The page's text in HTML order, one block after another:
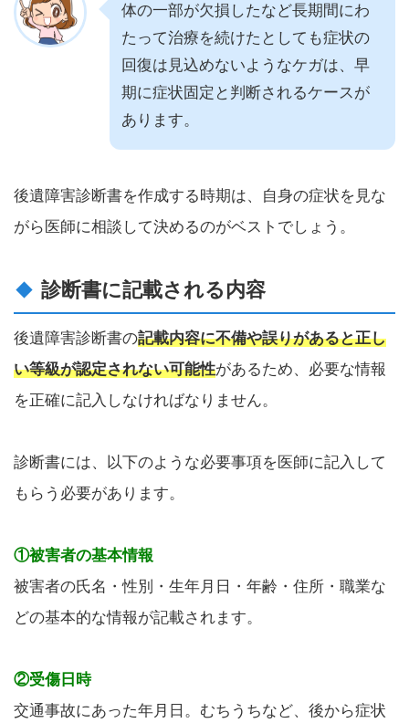
体の一部が欠損したなど長期間にわ
たって治療を続けたとしても症状の
回復は見込めないようなケガは、早
期に症状固定と判断されるケースが
あります。
後遺障害診断書を作成する時期は、自身の症状を見な
がら医師に相談して決めるのがベストでしょう。
診断書に記載される内容
後遺障害診断書の記載内容に不備や誤りがあると正し
い等級が認定されない可能性があるため、必要な情報
を正確に記入しなければなりません。
診断書には、以下のような必要事項を医師に記入して
もらう必要があります。
①被害者の基本情報
被害者の氏名・性別・生年月日・年齢・住所・職業な
どの基本的な情報が記載されます。
②受傷日時
交通事故にあった年月日。むちうちなど、後から症状